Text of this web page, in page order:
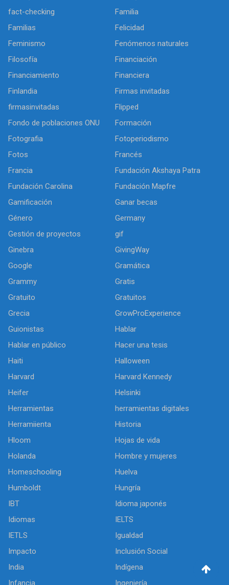
fact-checking
Familia
Familias
Felicidad
Feminismo
Fenómenos naturales
Filosofía
Financiación
Financiamiento
Financiera
Finlandia
Firmas invitadas
firmasinvitadas
Flipped
Fondo de poblaciones ONU
Formación
Fotografia
Fotoperiodismo
Fotos
Francés
Francia
Fundación Akshaya Patra
Fundación Carolina
Fundación Mapfre
Gamificación
Ganar becas
Género
Germany
Gestión de proyectos
gif
Ginebra
GivingWay
Google
Gramática
Grammy
Gratis
Gratuito
Gratuitos
Grecia
GrowProExperience
Guionistas
Hablar
Hablar en público
Hacer una tesis
Haiti
Halloween
Harvard
Harvard Kennedy
Heifer
Helsinki
Herramientas
herramientas digitales
Herramiienta
Historia
Hloom
Hojas de vida
Holanda
Hombre y mujeres
Homeschooling
Huelva
Humboldt
Hungría
IBT
Idioma japonés
Idiomas
IELTS
IETLS
Igualdad
Impacto
Inclusión Social
India
Indígena
Infancia
Ingeniería